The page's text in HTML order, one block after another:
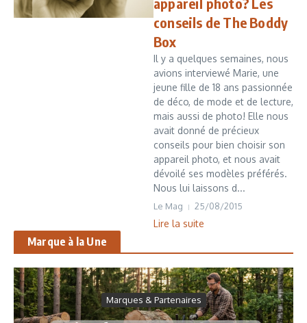
conseils de The Boddy
Box
Il y a quelques semaines, nous
avions interviewé Marie, une
jeune fille de 18 ans passionnée
de déco, de mode et de lecture,
mais aussi de photo! Elle nous
avait donné de précieux
conseils pour bien choisir son
appareil photo, et nous avait
dévoilé ses modèles préférés.
Nous lui laissons d...
Le Mag 25/08/2015
Lire la suite
Marque à la Une
Marques & Partenaires